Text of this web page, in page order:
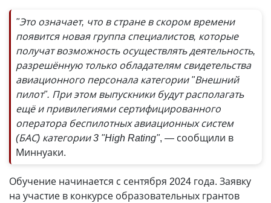
"Это означает, что в стране в скором времени
появится новая группа специалистов, которые
получат возможность осуществлять деятельность,
разрешённую только обладателям свидетельства
авиационного персонала категории "Внешний
пилот". При этом выпускники будут располагать
ещё и привилегиями сертифицированного
оператора беспилотных авиационных систем
(БАС) категории 3 "High Rating", — сообщили в
Миннуаки.
Обучение начинается с сентября 2024 года. Заявку
на участие в конкурсе образовательных грантов